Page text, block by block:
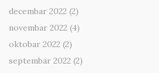
decembar 2022 (2)
novembar 2022 (4)
oktobar 2022 (2)
septembar 2022 (2)